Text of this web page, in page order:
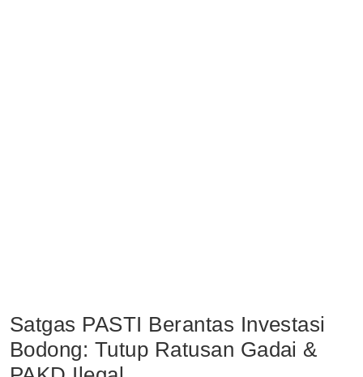
Satgas PASTI Berantas Investasi
Bodong: Tutup Ratusan Gadai &